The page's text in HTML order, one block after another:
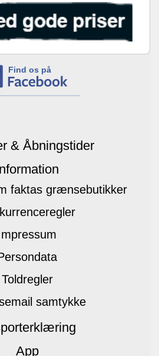
Find os på
& Åbningstider
faktas grænsebutikker
Toldregler
samtykke
App